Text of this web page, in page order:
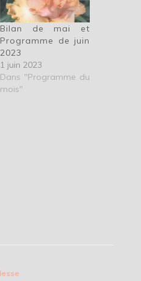
Bilan de mai et
Programme de juin
2023
1 juin 2023
Dans "Programme du
mois"